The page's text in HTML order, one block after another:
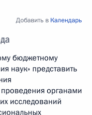
Добавить в Календарь
бюджетному
наук» представить
органами
исследований